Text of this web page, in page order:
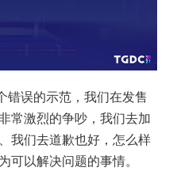
错误的示范，我们在发售
常激烈的争吵，我们去加
我们去道歉也好，怎么样
可以解决问题的事情。